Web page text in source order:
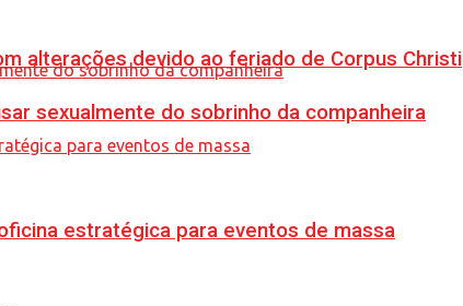
alterações devido ao feriado de Corpus Christi
estratégica para eventos de massa
sexualmente do sobrinho da companheira